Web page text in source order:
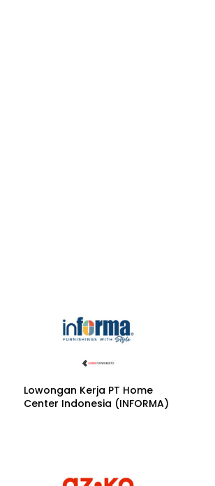
Lowongan Kerja PT Home
Center Indonesia (INFORMA)